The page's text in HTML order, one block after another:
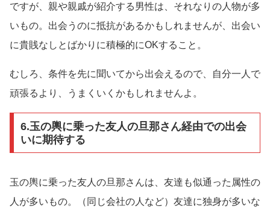
ですが、親や親戚が紹介する男性は、それなりの人物が多
いもの。出会うのに抵抗があるかもしれませんが、出会い
に貴賎なしとばかりに積極的にOKすること。
むしろ、条件を先に聞いてから出会えるので、自分一人で
頑張るより、うまくいくかもしれませんよ。
6.玉の輿に乗った友人の旦那さん経由での出会
いに期待する
玉の輿に乗った友人の旦那さんは、友達も似通った属性の
人が多いもの。（同じ会社の人など）友達に独身が多いな